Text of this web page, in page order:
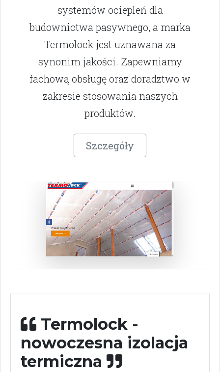
systemów ociepleń dla
budownictwa pasywnego, a marka
Termolock jest uznawana za
synonim jakości. Zapewniamy
fachową obsługę oraz doradztwo w
zakresie stosowania naszych
produktów.
Szczegóły
Termolock -
nowoczesna izolacja
termiczna